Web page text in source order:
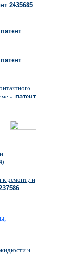
2435685
- патент
к ремонту и
и